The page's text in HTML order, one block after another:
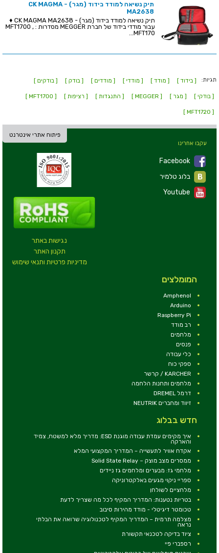
תיק נשיאה למודד בידוד (מגר) - CK MAGMA
MA2638
תיק נשיאה למודד בידוד (מגר) - CK MAGMA MA2638 ♦
עבור מודדי בידוד של חברת MEGGER מסדרות : MFT1700 ,
MFT170...
תגיות: [ בידוד ] [ מודד ] [ מודדי ] [ מודדים ] [ בודק ] [ בודקים ]
[ בודקי ] [ מגר ] [ MEGGER ] [ התנגדות ] [ רציפות ] [ MFT1700 ]
[ MFT1720 ]
פיתוח אתרי אינטרנט
נגישות באתר
תקנון האתר
מדיניות פרטיות ותנאי שימוש
עקבו אחרינו
Facebook
Youtube
המומלצים
Amphenol
Arduino
Raspberry Pi
רב מודד
מלחמים
פנסים
כלי עבודה
ספקי כוח
KARCHER / קרשר
מלחמים ותחנות הלחמה
דרמל DREMEL
זיווד ומחברים NEUTRIK
חדש בבלוג
איך מקימים עמדת עבודה מוגנת ESD: מדריך מלא למשטח, צמיד
והארקה
אקדח אוויר לתעשייה – המדריך המקצועי המלא
ממסרים מצב מוצק – Solid State Relay
מלחמי גז: מבערים ומלחמים גז ניידים
ספריי ניקוי מגעים באלקטרוניקה
מלחציים לשולחן
בטריות נטענות: המדריך המקיף לכל מה שצריך לדעת
טכומטר דיגיטלי - מודד מהירות סיבוב
מצלמה תרמית – המדריך המקיף לטכנולוגיה שרואה את הבלתי
נראה
ציוד בדיקה לטכנאי תקשורת
רספברי פיי